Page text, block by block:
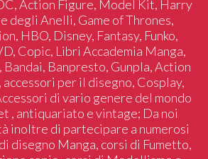
Action Figure, Model Kit, Harry
degli Anelli, Game of Thrones,
HBO, Disney, Fantasy, Funko,
Copic, Libri Accademia Manga,
Bandai, Banpresto, Gunpla, Action
per il disegno, Cosplay,
di vario genere del mondo
, antiquariato e vintage; Da noi
inoltre di partecipare a numerosi
disegno Manga, corsi di Fumetto,